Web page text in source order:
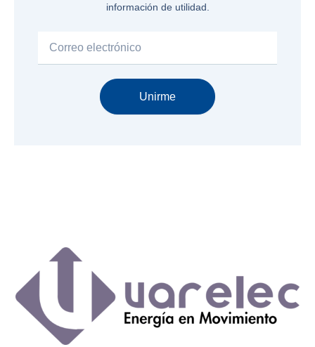
información de utilidad.
Unirme